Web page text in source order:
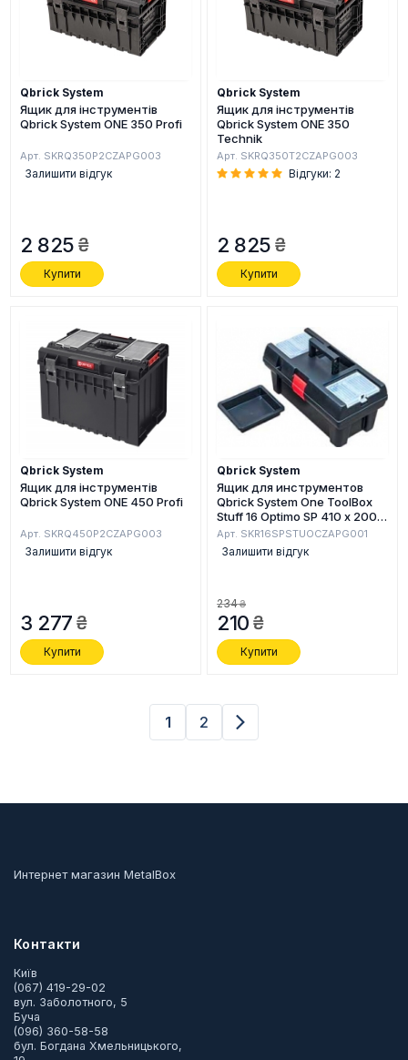
Qbrick System
Ящик для інструментів
Qbrick System ONE 350 Profi
Арт. SKRQ350P2CZAPG003
Залишити відгук
2 825
Купити
Qbrick System
Ящик для інструментів
Qbrick System ONE 350
Technik
Арт. SKRQ350T2CZAPG003
Відгуки: 2
2 825
Купити
Qbrick System
Ящик для інструментів
Qbrick System ONE 450 Profi
Арт. SKRQ450P2CZAPG003
Залишити відгук
3 277
Купити
Qbrick System
Ящик для инструментов
Qbrick System One ToolBox
Stuff 16 Optimo SP 410 х 200 х
200 мм
(SKR16SPSTUOCZAPG001)
Арт. SKR16SPSTUOCZAPG001
Залишити відгук
234
210
Купити
1 2
Интернет магазин MetalBox
Контакти
Київ
(067) 419-29-02
вул. Заболотного, 5
Буча
(096) 360-58-58
бул. Богдана Хмельницького,